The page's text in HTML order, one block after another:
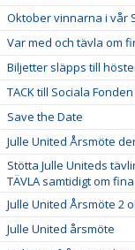
Oktober vinnarna i vår
Var med och tävla om
Biljetter släpps till
TACK till Sociala
Save the Date
Julle United Årsmöte
Stötta Julle Uniteds
TÄVLA samtidigt om
Julle United Årsmöte 2
Julle United årsmöte